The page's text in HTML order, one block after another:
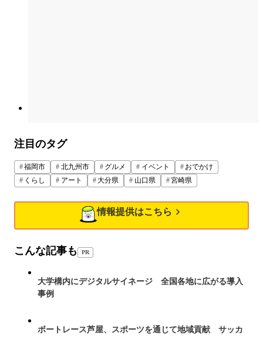
注目のタグ
福岡市 北九州市 グルメ イベント
おでかけ
くらし
アート 大分県 山口県 宮崎県
情報提供はこちら
こんな記事も PR
大学構内にデジタルサイネージ 全国各地に広がる導入
事例
ボートレース芦屋、スポーツを通じて地域貢献 サッカ